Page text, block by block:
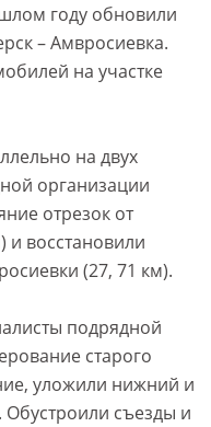
году обновили
– Амвросиевка.
на участке
на двух
организации
отрезок от
и восстановили
(27, 71 км).
подрядной
старого
уложили нижний и
Обустроили съезды и